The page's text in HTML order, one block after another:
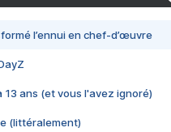
l’ennui en chef-d’œuvre
13 ans (et vous l'avez ignoré)
(littéralement)